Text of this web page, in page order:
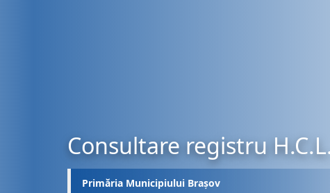
Consultare registru
Primăria Municipiului Brașov